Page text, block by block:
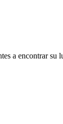
a encontrar